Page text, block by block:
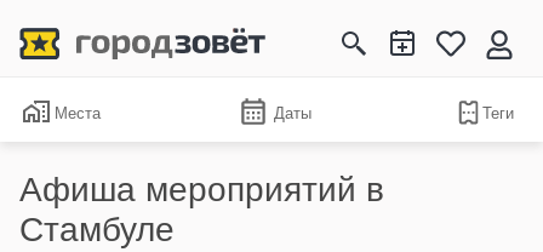
Места Даты Теги
Афиша мероприятий в
Стамбуле